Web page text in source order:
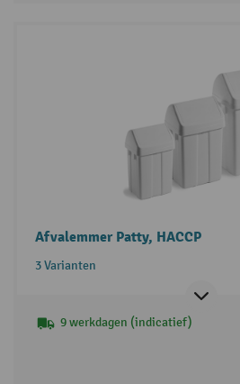
Afvalemmer Patty, HACCP
3 Varianten
9 werkdagen (indicatief)